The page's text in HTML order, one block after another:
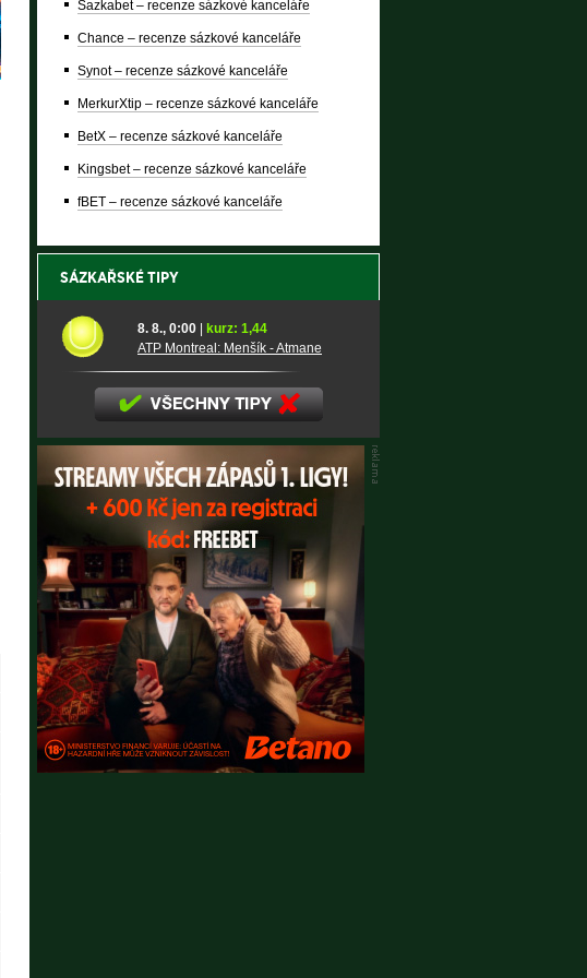
Sazkabet – recenze sázkové kanceláře
Chance – recenze sázkové kanceláře
Synot – recenze sázkové kanceláře
MerkurXtip – recenze sázkové kanceláře
BetX – recenze sázkové kanceláře
Kingsbet – recenze sázkové kanceláře
fBET – recenze sázkové kanceláře
SÁZKAŘSKÉ TIPY
8. 8., 0:00
kurz: 1,44
ATP Montreal: Menšík - Atmane